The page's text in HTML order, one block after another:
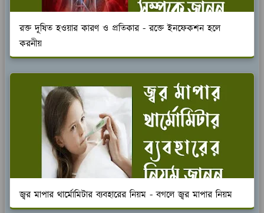
রক্ত দূষিত হওয়ার কারণ ও প্রতিকার - রক্তে ইনফেকশন হলে
করনীয়
জ্বর মাপার থার্মোমিটার ব্যবহারের নিয়ম - বগলে জ্বর মাপার নিয়ম